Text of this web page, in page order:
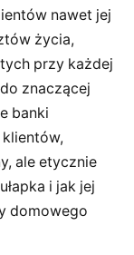
nawet jej
życia,
przy każdej
znaczącej
banki
ale etycznie
i jak jej
domowego